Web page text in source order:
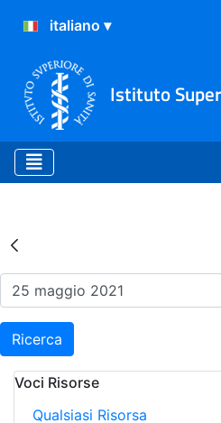
Istituto
Risultati della
Ricerca
Voci Risorse
Qualsiasi Risorsa